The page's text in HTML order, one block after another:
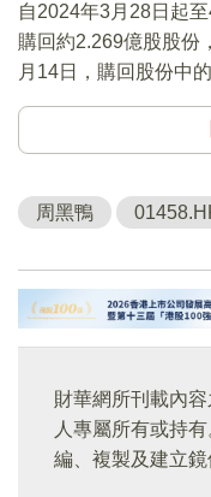
自2024年3月28日起
購回約2.269億股股份
月14日，購回股份中
周黑鴨
財華網所刊載內
人專屬所有或持
編、複製及建立鏡